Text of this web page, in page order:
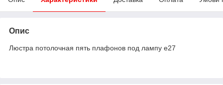
Опис
Люстра потолочная пять плафонов под лампу е27